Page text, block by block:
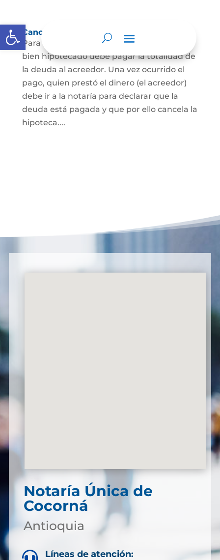
Abrir barra de herramientas
Cancelación de Hipoteca
Para cancelar una hipoteca, el dueño del
bien hipotecado debe pagar la totalidad de
la deuda al acreedor. Una vez ocurrido el
pago, quien prestó el dinero (el acreedor)
debe ir a la notaría para declarar que la
deuda está pagada y que por ello cancela la
hipoteca....
Notaría Única de
Cocorná
Antioquia
Líneas de atención: